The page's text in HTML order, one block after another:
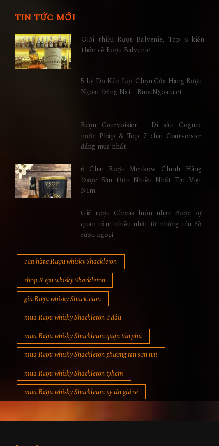
TIN TỨC MỚI
Giới thiệu Rượu Balvenie, Top 6 kiến
thức về Rượu Balvenie
5 Lý Do Nên Lựa Chọn Cửa Hàng Rượu
Ngoại Đồng Nai – RuouNgoai.net
Rượu Courvoisier – Di sản Cognac
nước Pháp & Top 7 chai Courvoisier
đáng mua nhất
6 Chai Rượu Meukow Chính Hãng
Được Săn Đón Nhiều Nhất Tại Việt
Nam
Giá rượu Chivas luôn nhận được sự
quan tâm nhiều nhất từ những tín đồ
rượu ngoại
cửa hàng Rượu whisky Shackleton
shop Rượu whisky Shackleton
giá Rượu whisky Shackleton
mua Rượu whisky Shackleton ở đâu
mua Rượu whisky Shackleton quận tân phú
mua Rượu whisky Shackleton phường tân sơn nhì
mua Rượu whisky Shackleton tphcm
mua Rượu whisky Shackleton uy tín giá rẻ